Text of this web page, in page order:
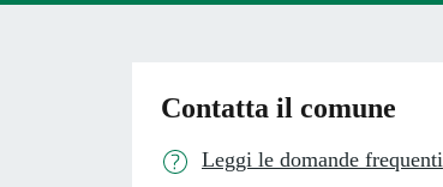
Contatta il comune
Leggi le domande frequenti